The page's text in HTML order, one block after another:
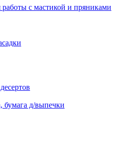
с мастикой и пряниками
бумага д/выпечки